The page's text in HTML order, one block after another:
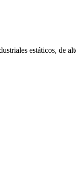
estáticos, de